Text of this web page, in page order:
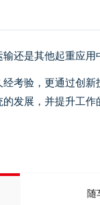
还是其他起重应用
考验，更通过创
发展，并提升工作
随